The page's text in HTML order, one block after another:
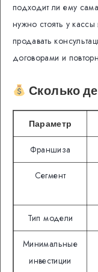
подходит ли ему
нужно стоять у
продавать
договорами и
Сколько
Параметр
Франшиза
Сегмент
Тип модели
Минимальные
инвестиции